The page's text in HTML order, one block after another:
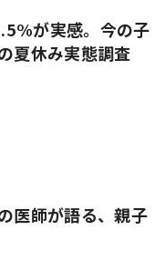
が実感。今の子
夏休み実態調査
医師が語る、親子